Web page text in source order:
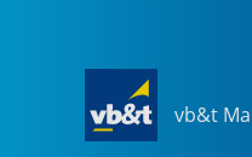
vb&t